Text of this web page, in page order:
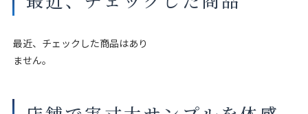
最近、チェックした商品はあり
ません。